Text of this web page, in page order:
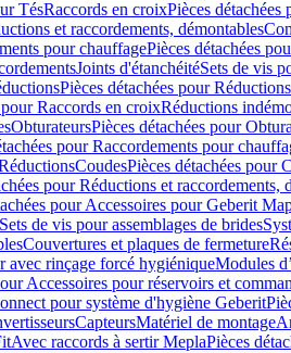
TésRaccords en croixPièces
et raccordements, démontables
pour chauffagePièces détachées
Joints d'étanchéitéSets de vis
Pièces détachées pour Réductions
pour Raccords en croixRéductions
ObturateursPièces détachées pour
pour Raccordements pour
CoudesPièces détachées pour
pour Réductions et raccordements,
pour Accessoires pour Geberit
Sets de vis pour assemblages de brides
Couvertures et plaques de fermeture
avec rinçage forcé hygiéniqueModules
Accessoires pour réservoirs et
pour système d'hygiène Geberit
CapteursMatériel de montage
Avec raccords à sertir MeplaPièces